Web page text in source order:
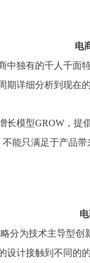
电
中独有的千人千面
期详细分析到现在的
长模型GROW，
不能只满足于产品
分为技术主导型
设计接触到不同的的